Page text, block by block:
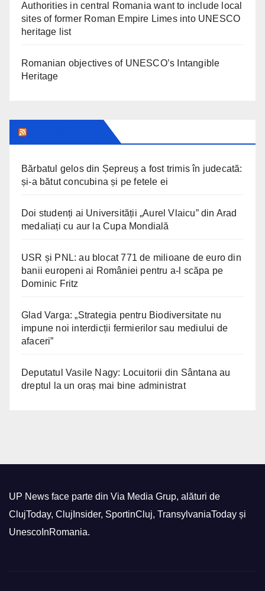
Authorities in central Romania want to include local
sites of former Roman Empire Limes into UNESCO
heritage list
Romanian objectives of UNESCO’s Intangible
Heritage
Bărbatul gelos din Șepreuș a fost trimis în judecată:
și-a bătut concubina și pe fetele ei
Doi studenți ai Universității „Aurel Vlaicu” din Arad
medaliați cu aur la Cupa Mondială
USR și PNL: au blocat 771 de milioane de euro din
banii europeni ai României pentru a-l scăpa pe
Dominic Fritz
Glad Varga: „Strategia pentru Biodiversitate nu
impune noi interdicții fermierilor sau mediului de
afaceri”
Deputatul Vasile Nagy: Locuitorii din Sântana au
dreptul la un oraș mai bine administrat
UP News face parte din Via Media Grup, alături de
ClujToday, ClujInsider, SportinCluj, TransylvaniaToday și
UnescoInRomania.